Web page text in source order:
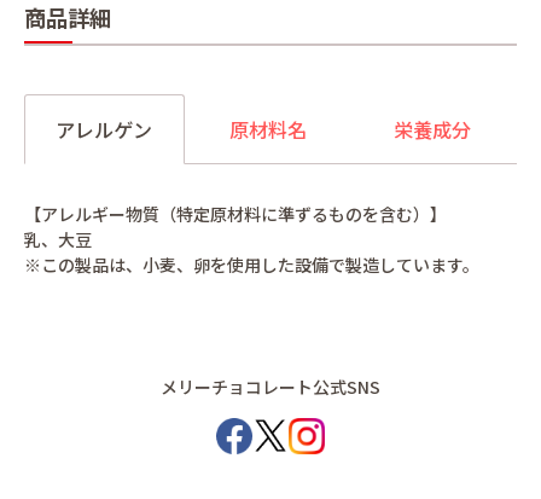
商品詳細
アレルゲン 原材料名 栄養成分
【アレルギー物質（特定原材料に準ずるものを含む）】
乳、大豆
※この製品は、小麦、卵を使用した設備で製造しています。
メリーチョコレート公式SNS